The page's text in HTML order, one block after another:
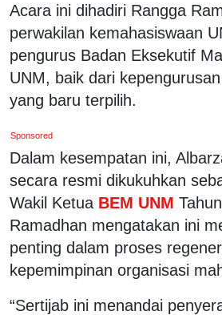
Acara ini dihadiri Rangga
perwakilan kemahasiswaan
pengurus Badan Eksekutif
UNM, baik dari
yang baru terpilih.
Sponsored
Dalam kesempatan ini,
secara resmi dikukuhkan
Wakil Ketua BEM UNM
Ramadhan mengatakan ini
penting dalam proses
kepemimpinan organisasi
“Sertijab ini menandai